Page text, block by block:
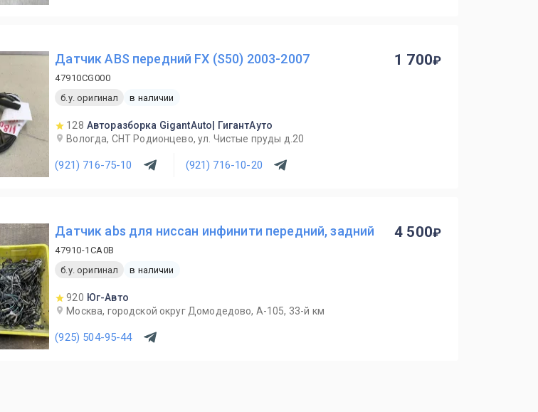
Датчик ABS передний FX (S50) 2003-2007
47910CG000
б.у. оригинал
в наличии
128 Авторазборка GigantAuto| ГигантАуто
Вологда, СНТ Родионцево, ул. Чистые пруды д.20
(921) 716-75-10 (921) 716-10-20
1 700
Датчик abs для ниссан инфинити передний, задний
47910-1CA0B
б.у. оригинал
в наличии
920 Юг-Авто
Москва, городской округ Домодедово, А-105, 33-й км
(925) 504-95-44
4 500